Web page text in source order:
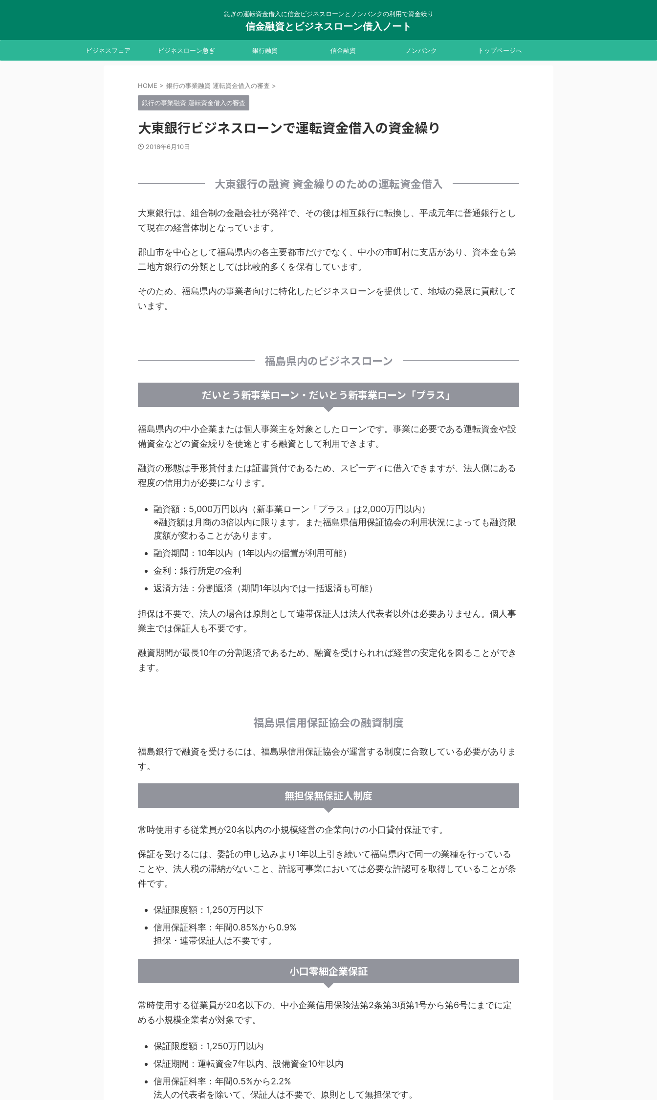
急ぎの運転資金借入に信金ビジネスローンとノンバンクの利用で資金繰り
信金融資とビジネスローン借入ノート
ビジネスフェア ビジネスローン急ぎ 銀行融資 信金融資 ノンバンク トップページへ
HOME > 銀行の事業融資 運転資金借入の審査 >
銀行の事業融資 運転資金借入の審査
大東銀行ビジネスローンで運転資金借入の資金繰り
2016年6月10日
大東銀行の融資 資金繰りのための運転資金借入
大東銀行は、組合制の金融会社が発祥で、その後は相互銀行に転換し、平成元年に普通銀行とし
て現在の経営体制となっています。
郡山市を中心として福島県内の各主要都市だけでなく、中小の市町村に支店があり、資本金も第
二地方銀行の分類としては比較的多くを保有しています。
そのため、福島県内の事業者向けに特化したビジネスローンを提供して、地域の発展に貢献して
います。
福島県内のビジネスローン
だいとう新事業ローン・だいとう新事業ローン「プラス」
福島県内の中小企業または個人事業主を対象としたローンです。事業に必要である運転資金や設
備資金などの資金繰りを使途とする融資として利用できます。
融資の形態は手形貸付または証書貸付であるため、スピーディに借入できますが、法人側にある
程度の信用力が必要になります。
融資額：5,000万円以内（新事業ローン「プラス」は2,000万円以内）
※融資額は月商の3倍以内に限ります。また福島県信用保証協会の利用状況によっても融資限
度額が変わることがあります。
融資期間：10年以内（1年以内の据置が利用可能）
金利：銀行所定の金利
返済方法：分割返済（期間1年以内では一括返済も可能）
担保は不要で、法人の場合は原則として連帯保証人は法人代表者以外は必要ありません。個人事
業主では保証人も不要です。
融資期間が最長10年の分割返済であるため、融資を受けられれば経営の安定化を図ることができ
ます。
福島県信用保証協会の融資制度
福島銀行で融資を受けるには、福島県信用保証協会が運営する制度に合致している必要がありま
す。
無担保無保証人制度
常時使用する従業員が20名以内の小規模経営の企業向けの小口貸付保証です。
保証を受けるには、委託の申し込みより1年以上引き続いて福島県内で同一の業種を行っている
ことや、法人税の滞納がないこと、許認可事業においては必要な許認可を取得していることが条
件です。
保証限度額：1,250万円以下
信用保証料率：年間0.85%から0.9%
担保・連帯保証人は不要です。
小口零細企業保証
常時使用する従業員が20名以下の、中小企業信用保険法第2条第3項第1号から第6号にまでに定
める小規模企業者が対象です。
保証限度額：1,250万円以内
保証期間：運転資金7年以内、設備資金10年以内
信用保証料率：年間0.5%から2.2%
法人の代表者を除いて、保証人は不要で、原則として無担保です。